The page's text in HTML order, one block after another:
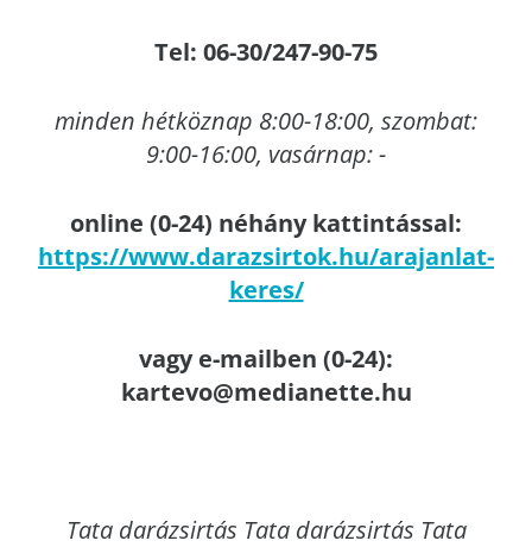
Tel: 06-30/247-90-75
minden hétköznap 8:00-18:00, szombat:
9:00-16:00, vasárnap: -
online (0-24) néhány kattintással:
https://www.darazsirtok.hu/arajanlat-
keres/
vagy e-mailben (0-24):
kartevo@medianette.hu
Tatadarázsirtás Tata darázsirtás Tata